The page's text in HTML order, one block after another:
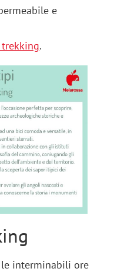
e
.
interminabili ore